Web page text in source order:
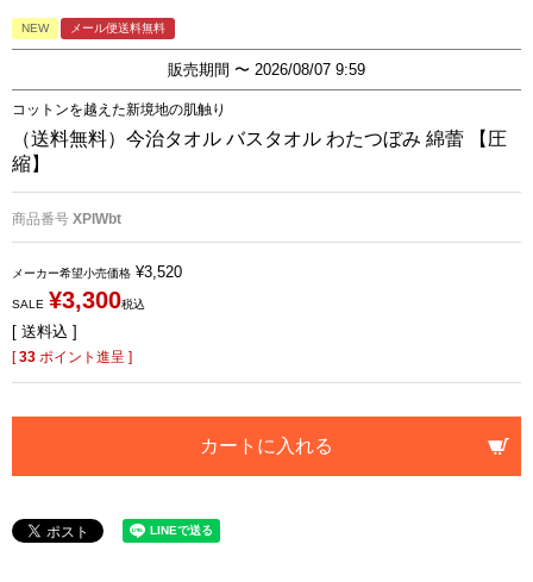
NEW メール便送料無料
販売期間 〜 2026/08/07 9:59
コットンを越えた新境地の肌触り
（送料無料）今治タオル バスタオル わたつぼみ 綿蕾 【圧
縮】
商品番号 XPIWbt
メーカー希望小売価格 ¥3,520
SALE ¥3,300税込
送料込
[33 ポイント進呈 ]
カートに入れる